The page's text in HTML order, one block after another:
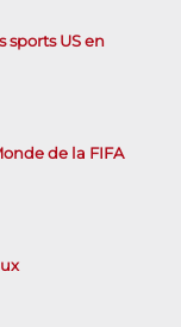
sports US en
de la FIFA